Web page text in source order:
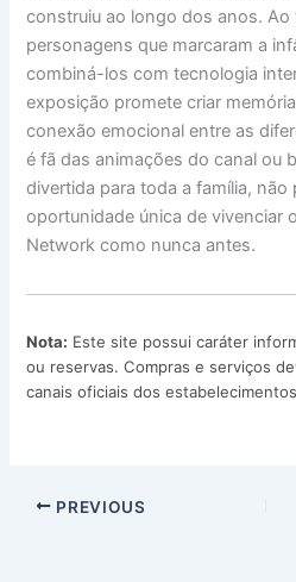
construiu ao longo dos anos. Ao
personagens que marcaram a
combiná-los com tecnologia
exposição promete criar
conexão emocional entre as
é fã das animações do canal ou
divertida para toda a família, não
oportunidade única de vivenciar
Network como nunca antes.
Nota: Este site possui caráter
ou reservas. Compras e serviços
canais oficiais dos
PREVIOUS